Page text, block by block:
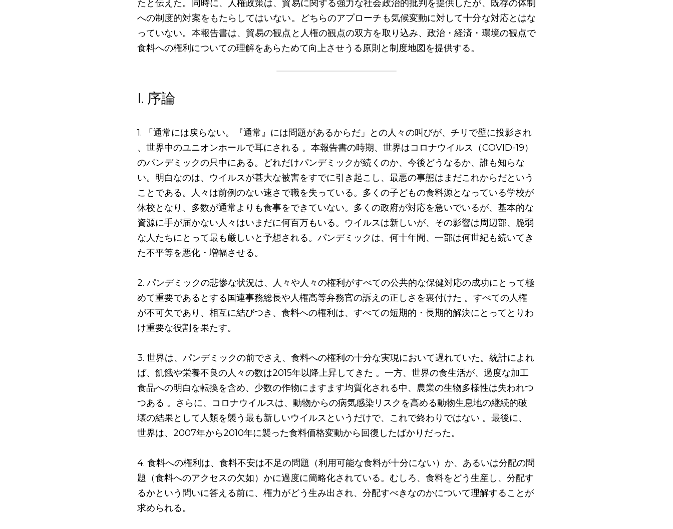
たと伝えた。同時に、人権政策は、貿易に関する強力な社会政治的批判を提供したが、既存の体制
への制度的対案をもたらしてはいない。どちらのアプローチも気候変動に対して十分な対応とはな
っていない。本報告書は、貿易の観点と人権の観点の双方を取り込み、政治・経済・環境の観点で
食料への権利についての理解をあらためて向上させうる原則と制度地図を提供する。
I. 序論
1. 「通常には戻らない。『通常』には問題があるからだ」との人々の叫びが、チリで壁に投影され
、世界中のユニオンホールで耳にされる 。本報告書の時期、世界はコロナウイルス（COVID-19）
のパンデミックの只中にある。どれだけパンデミックが続くのか、今後どうなるか、誰も知らな
い。明白なのは、ウイルスが甚大な被害をすでに引き起こし、最悪の事態はまだこれからだという
ことである。人々は前例のない速さで職を失っている。多くの子どもの食料源となっている学校が
休校となり、多数が通常よりも食事をできていない。多くの政府が対応を急いでいるが、基本的な
資源に手が届かない人々はいまだに何百万もいる。ウイルスは新しいが、その影響は周辺部、脆弱
な人たちにとって最も厳しいと予想される。パンデミックは、何十年間、一部は何世紀も続いてき
た不平等を悪化・増幅させる。
2. パンデミックの悲惨な状況は、人々や人々の権利がすべての公共的な保健対応の成功にとって極
めて重要であるとする国連事務総長や人権高等弁務官の訴えの正しさを裏付けた 。すべての人権
が不可欠であり、相互に結びつき、食料への権利は、すべての短期的・長期的解決にとってとりわ
け重要な役割を果たす。
3. 世界は、パンデミックの前でさえ、食料への権利の十分な実現において遅れていた。統計によれ
ば、飢餓や栄養不良の人々の数は2015年以降上昇してきた 。一方、世界の食生活が、過度な加工
食品への明白な転換を含め、少数の作物にますます均質化される中、農業の生物多様性は失われつ
つある 。さらに、コロナウイルスは、動物からの病気感染リスクを高める動物生息地の継続的破
壊の結果として人類を襲う最も新しいウイルスというだけで、これで終わりではない 。最後に、
世界は、2007年から2010年に襲った食料価格変動から回復したばかりだった。
4. 食料への権利は、食料不安は不足の問題（利用可能な食料が十分にない）か、あるいは分配の問
題（食料へのアクセスの欠如）かに過度に簡略化されている。むしろ、食料をどう生産し、分配す
るかという問いに答える前に、権力がどう生み出され、分配すべきなのかについて理解することが
求められる。